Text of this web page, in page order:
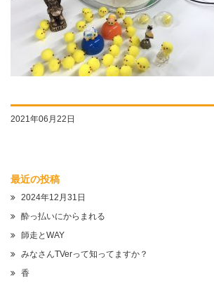
2021年06月22日
最近の投稿
2024年12月31日
酔っ払いにからまれる
師走とWAY
みなさんTVerって知ってますか？
香